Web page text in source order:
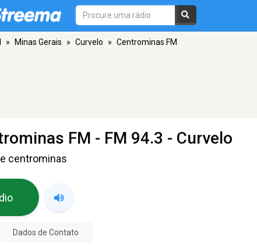
» Minas Gerais » Curvelo » Centrominas FM
FM - FM 94.3 - Curvelo
centrominas
Dados de Contato